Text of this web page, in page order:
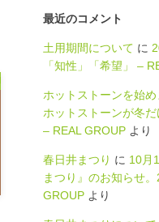
最近のコメント
土用期間について に
「知性」「希望」 –
ホットストーンを始め
ホットストーンが冬
– REAL GROUP より
春日井まつり に 10月
まつり』のお知らせ
GROUP より